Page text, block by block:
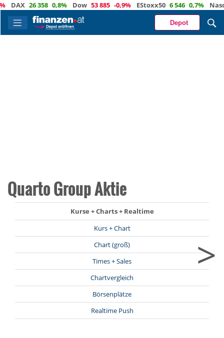
26 358 0,8% Dow 53 885 -0,9% EStoxx50 6 546 0,7% Nasdaq
Depot
Quarto Group Aktie
Kurse + Charts + Realtime
Kurs + Chart
Chart (groß)
Times + Sales
Chartvergleich
Börsenplätze
Realtime Push
>